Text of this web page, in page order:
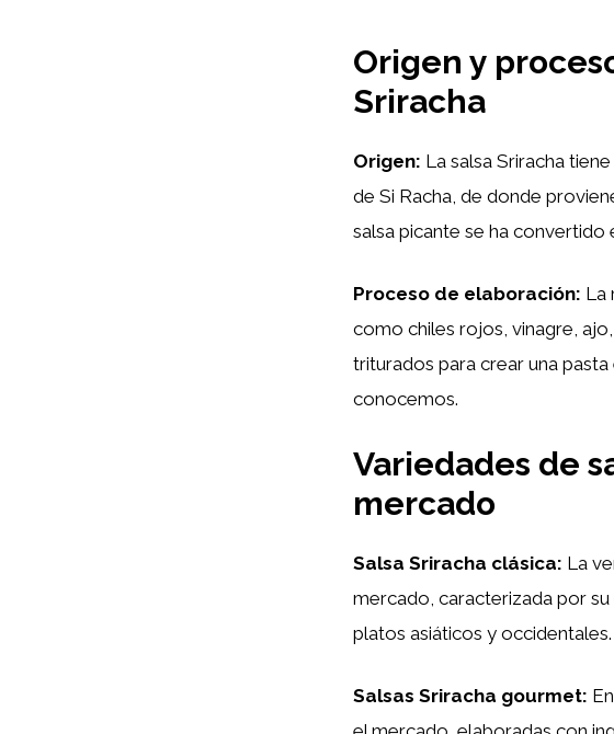
Origen y
Sriracha
Origen: La salsa Sriracha
de Si Racha, de donde
salsa picante se ha convertido
Proceso de elaboración: La
como chiles rojos, vinagre,
triturados para crear una
conocemos.
Variedades de
mercado
Salsa Sriracha clásica: La
mercado, caracterizada por
platos asiáticos y occidentales.
Salsas Sriracha gourmet: